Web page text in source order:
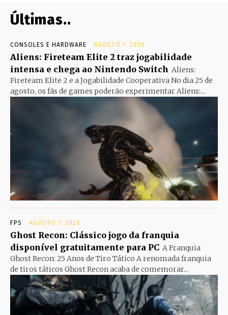
Últimas..
CONSOLES E HARDWARE AGOSTO 7, 2026
Aliens: Fireteam Elite 2 traz jogabilidade
intensa e chega ao Nintendo Switch Aliens:
Fireteam Elite 2 e a Jogabilidade Cooperativa No dia 25 de
agosto, os fãs de games poderão experimentar Aliens:...
FPS AGOSTO 7, 2026
Ghost Recon: Clássico jogo da franquia
disponível gratuitamente para PC A Franquia
Ghost Recon: 25 Anos de Tiro Tático A renomada franquia
de tiros táticos Ghost Recon acaba de comemorar...